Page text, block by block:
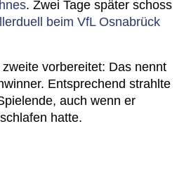
. Zwei Tage später schoss
beim VfL Osnabrück
vorbereitet: Das nennt
Entsprechend strahlte
auch wenn er
hatte.